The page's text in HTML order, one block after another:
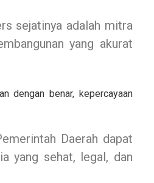
sejatinya adalah mitra
yang akurat
dengan benar, kepercayaan
Daerah dapat
yang sehat, legal, dan